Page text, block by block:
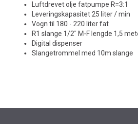
Luftdrevet olje fatpumpe R=3:1
Leveringskapasitet 25 liter / min
Vogn til 180 - 220 liter fat
R1 slange 1/2" M-F lengde 1,5
Digital dispenser
Slangetrommel med 10m slange